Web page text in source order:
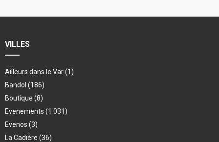
VILLES
Ailleurs dans le Var(1)
Bandol (186)
Boutique (8)
Evenements (1 031)
Evenos (3)
La Cadière (36)